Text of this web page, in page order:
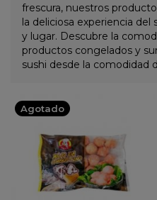
frescura, nuestros
la deliciosa experiencia
y lugar. Descubre la
productos congelados y
sushi desde la comodidad
Agotado